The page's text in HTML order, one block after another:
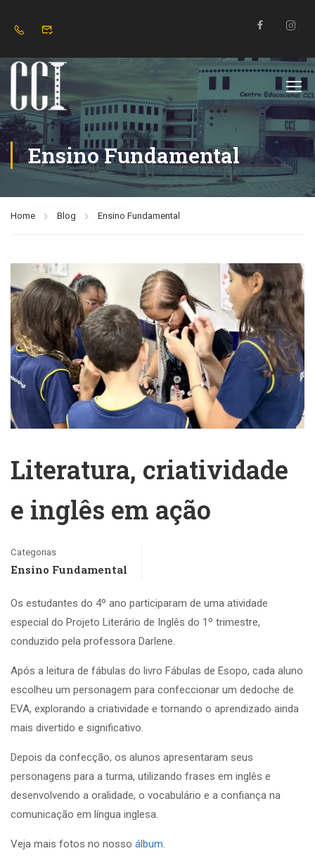
Ensino Fundamental
Home Blog Ensino Fundamental
Literatura, criatividade
e inglês em ação
Categorias
Ensino Fundamental
Os estudantes do 4º ano participaram de uma atividade
especial do Projeto Literário de Inglês do 1º trimestre,
conduzido pela professora Darlene.
Após a leitura de fábulas do livro Fábulas de Esopo, cada aluno
escolheu um personagem para confeccionar um dedoche de
EVA, explorando a criatividade e tornando o aprendizado ainda
mais divertido e significativo.
Depois da confecção, os alunos apresentaram seus
personagens para a turma, utilizando frases em inglês e
desenvolvendo a oralidade, o vocabulário e a confiança na
comunicação em língua inglesa.
Veja mais fotos no nosso álbum.